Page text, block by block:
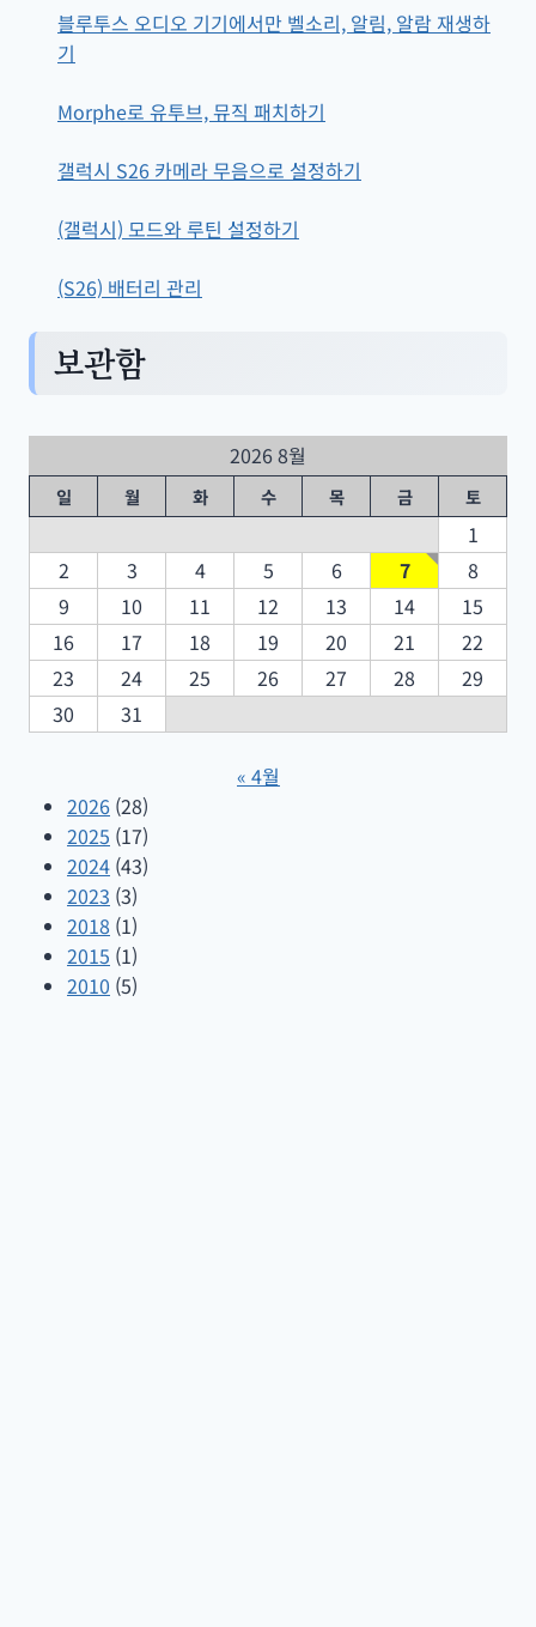
블루투스 오디오 기기에서만 벨소리, 알림, 알람 재생하
기
Morphe로 유투브, 뮤직 패치하기
갤럭시 S26 카메라 무음으로 설정하기
(갤럭시) 모드와 루틴 설정하기
(S26) 배터리 관리
보관함
2026 8월
일 월 화 수 목 금 토
1
2
3 4 5 6 7
8
9
10 11 12 13 14
15
16
17 18 19 20 21
22
23
24 25 26 27 28
29
30
31
« 4월
2026 (28)
2025 (17)
2024 (43)
2023 (3)
2018 (1)
2015 (1)
2010 (5)